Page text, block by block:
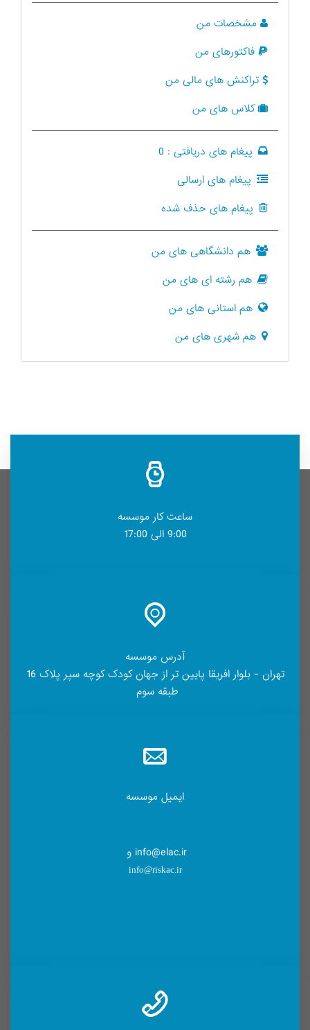
مشخصات من
فاکتورهای من
تراکنش های مالی من
کلاس های من
پیغام های دریافتی : 0
پیغام های ارسالی
پیغام های حذف شده
هم دانشگاهی های من
هم رشته ای های من
هم استانی های من
هم شهری های من
ساعت کار موسسه
9:00 الی 17:00
آدرس موسسه
تهران - بلوار افریقا پایین تر از جهان کودک کوچه سپر پلاک 16
طبقه سوم
ایمیل موسسه
info@elac.ir و
info@riskac.ir